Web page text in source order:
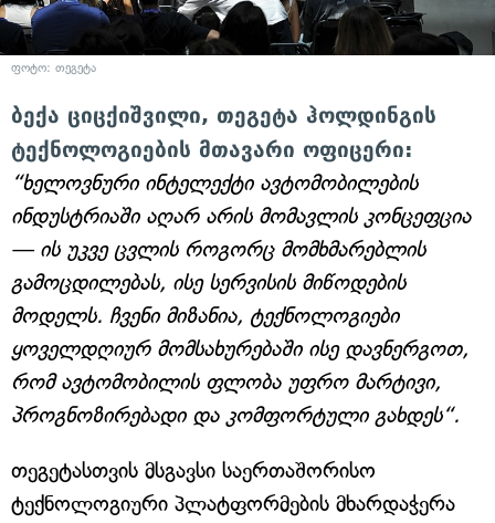
ფოტო: თეგეტა
ბექა ციცქიშვილი, თეგეტა ჰოლდინგის
ტექნოლოგიების მთავარი ოფიცერი:
“ხელოვნური ინტელექტი ავტომობილების
ინდუსტრიაში აღარ არის მომავლის კონცეფცია
— ის უკვე ცვლის როგორც მომხმარებლის
გამოცდილებას, ისე სერვისის მიწოდების
მოდელს. ჩვენი მიზანია, ტექნოლოგიები
ყოველდღიურ მომსახურებაში ისე დავნერგოთ,
რომ ავტომობილის ფლობა უფრო მარტივი,
პროგნოზირებადი და კომფორტული გახდეს“.
თეგეტასთვის მსგავსი საერთაშორისო
ტექნოლოგიური პლატფორმების მხარდაჭერა